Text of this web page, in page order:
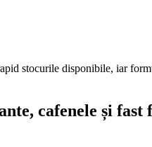
stocurile disponibile, iar
cafenele și fast